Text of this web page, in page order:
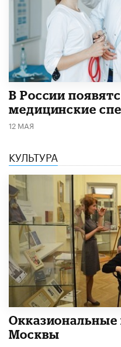
В России
медицинские
12 МАЯ
КУЛЬТУРА
Москвы